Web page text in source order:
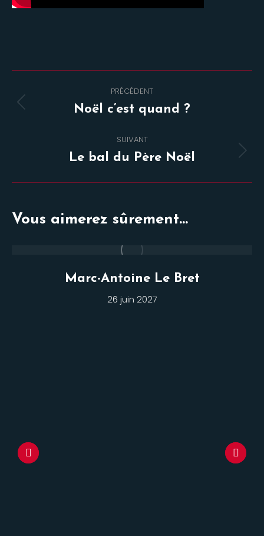
de
PRÉCÉDENT
Onglet
Noël c’est quand ?
SUIVANT
Projets
Le bal du Père Noël
Vous aimerez sûrement...
Marc-Antoine Le Bret
26 juin 2027